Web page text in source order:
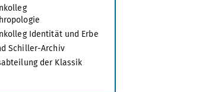
Identität und Erbe
Schiller-Archiv
der Klassik